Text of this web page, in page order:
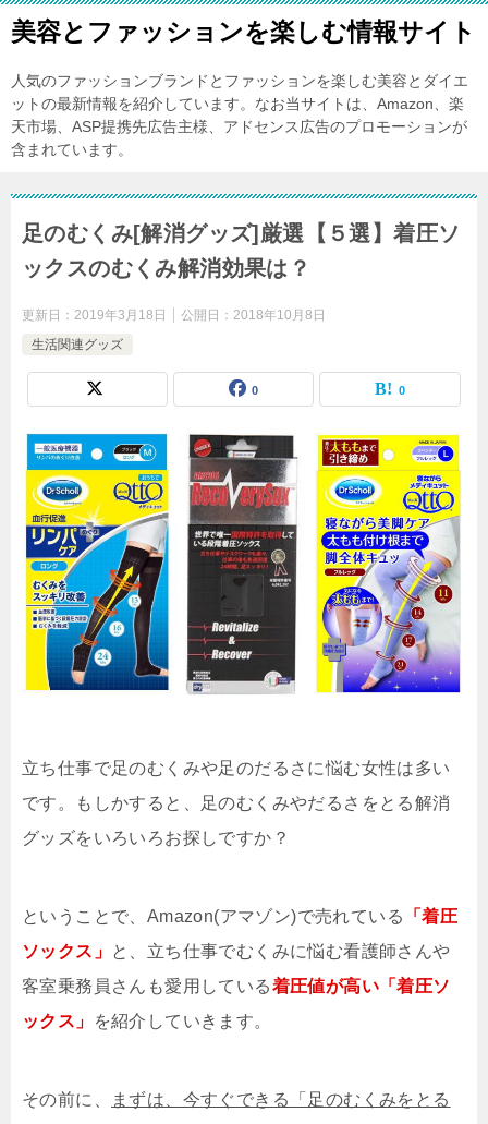
美容とファッションを楽しむ情報サイト
人気のファッションブランドとファッションを楽しむ美容とダイエ
ットの最新情報を紹介しています。なお当サイトは、Amazon、楽
天市場、ASP提携先広告主様、アドセンス広告のプロモーションが
含まれています。
足のむくみ[解消グッズ]厳選【５選】着圧ソ
ックスのむくみ解消効果は？
更新日： 2019年3月18日 公開日： 2018年10月8日
生活関連グッズ
0 0
立ち仕事で足のむくみや足のだるさに悩む女性は多い
です。もしかすると、足のむくみやだるさをとる解消
グッズをいろいろお探しですか？
ということで、 Amazon(アマゾン)で売れている
「着圧
ソックス」 と、立ち仕事でむくみに悩む看護師さんや
客室乗務員さんも愛用している着圧値が高い「着圧ソ
ックス」
を紹介していきます。
その前に、
まずは、今すぐできる「足のむくみをとる